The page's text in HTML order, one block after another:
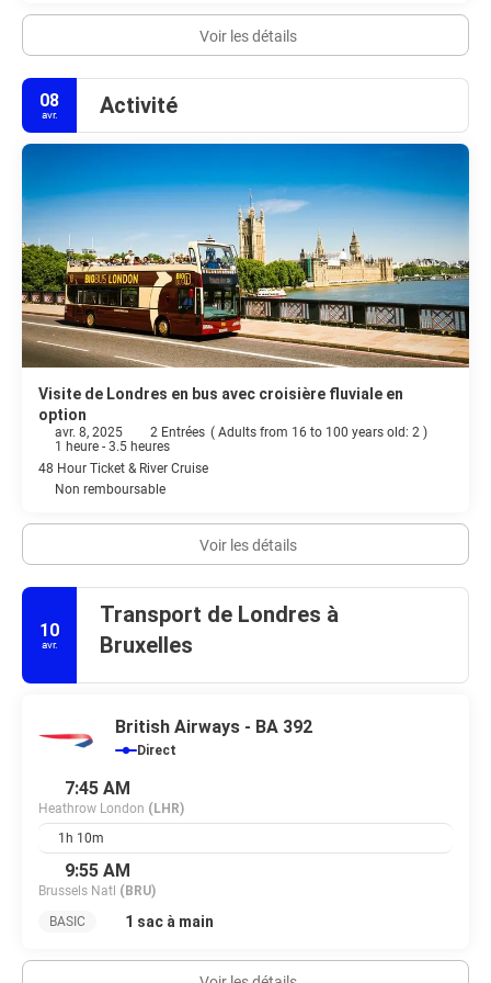
Voir les détails
08
avr. Activité
Visite de Londres en bus avec croisière fluviale en
option
avr. 8, 2025 2 Entrées ( Adults from 16 to 100 years old: 2 )
1 heure - 3.5 heures
48 Hour Ticket & River Cruise
Non remboursable
Voir les détails
10
avr.
Transport de Londres à
Bruxelles
British Airways - BA 392
Direct
7:45 AM
Heathrow London (LHR)
1h 10m
9:55 AM
Brussels Natl (BRU)
BASIC
1 sac à main